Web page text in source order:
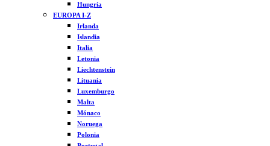
Hungría
EUROPA I-Z
Irlanda
Islandia
Italia
Letonia
Liechtenstein
Lituania
Luxemburgo
Malta
Mónaco
Noruega
Polonia